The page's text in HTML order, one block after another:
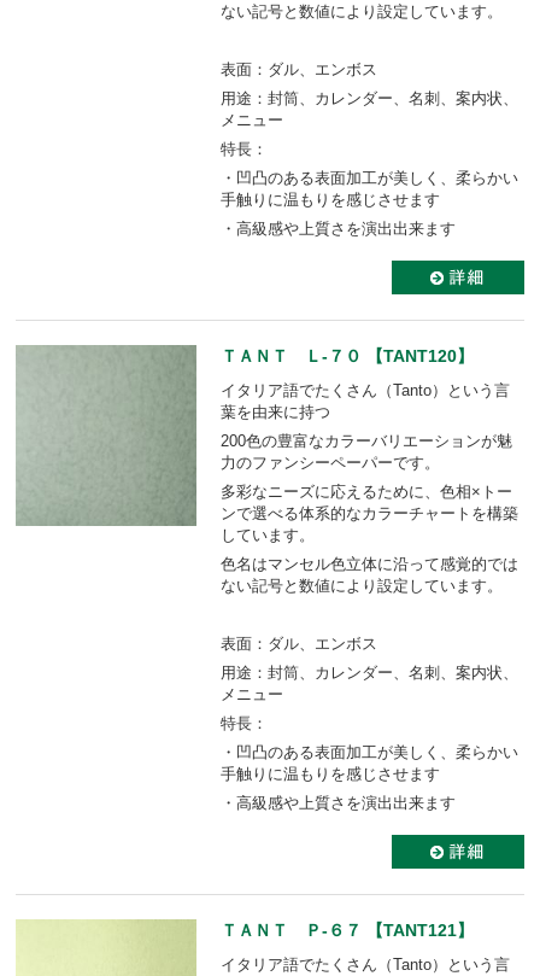
ない記号と数値により設定しています。
表面：ダル、エンボス
用途：封筒、カレンダー、名刺、案内状、
メニュー
特長：
・凹凸のある表面加工が美しく、柔らかい
手触りに温もりを感じさせます
・高級感や上質さを演出出来ます
ＴＡＮＴ Ｌ-７０ 【TANT120】
イタリア語でたくさん（Tanto）という言
葉を由来に持つ
200色の豊富なカラーバリエーションが魅
力のファンシーペーパーです。
多彩なニーズに応えるために、色相×トー
ンで選べる体系的なカラーチャートを構築
しています。
色名はマンセル色立体に沿って感覚的では
ない記号と数値により設定しています。
表面：ダル、エンボス
用途：封筒、カレンダー、名刺、案内状、
メニュー
特長：
・凹凸のある表面加工が美しく、柔らかい
手触りに温もりを感じさせます
・高級感や上質さを演出出来ます
ＴＡＮＴ Ｐ-６７ 【TANT121】
イタリア語でたくさん（Tanto）という言